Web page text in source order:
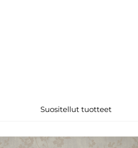
Suositellut tuotteet